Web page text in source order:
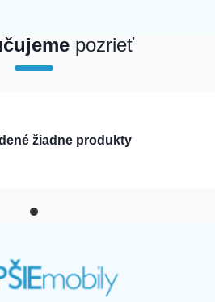
pozrieť
žiadne produkty